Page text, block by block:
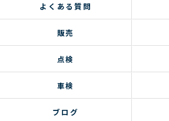
よくある質問
販売
点検
車検
ブログ